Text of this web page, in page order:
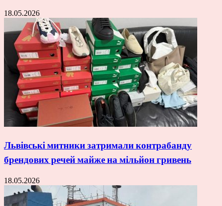
18.05.2026
Львівські митники затримали контрабанду
брендових речей майже на мільйон гривень
18.05.2026